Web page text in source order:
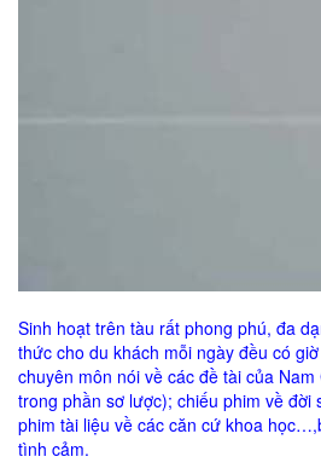
Sinh hoạt trên tàu rất phong phú, đa
thức cho du khách mỗi ngày đều có
chuyên môn nói về các đề tài của
trong phần sơ lược); chiếu phim về đời
phim tài liệu về các căn cứ khoa
tình cảm.